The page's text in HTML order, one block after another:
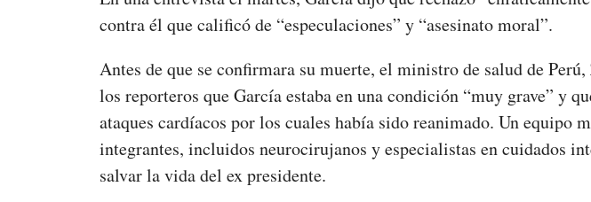
contra él que calificó de “especulaciones” y “asesinato moral”.
Antes de que se confirmara su muerte, el ministro de salud de
los reporteros que García estaba en una condición “muy grave” y
ataques cardíacos por los cuales había sido reanimado. Un equipo
integrantes, incluidos neurocirujanos y especialistas en cuidados
salvar la vida del ex presidente.